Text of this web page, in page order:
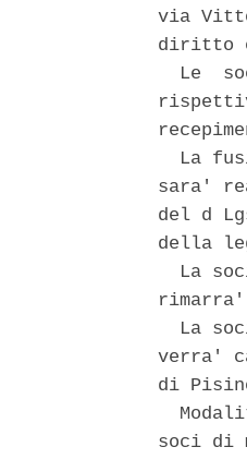
via
diritto
Le
La
sara'
del d
della
La
La
verra'
di
soci di